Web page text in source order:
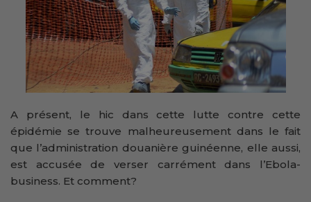
A présent, le hic dans cette lutte contre cette
épidémie se trouve malheureusement dans le fait
que l’administration douanière guinéenne, elle aussi,
est accusée de verser carrément dans l’Ebola-
business. Et comment?